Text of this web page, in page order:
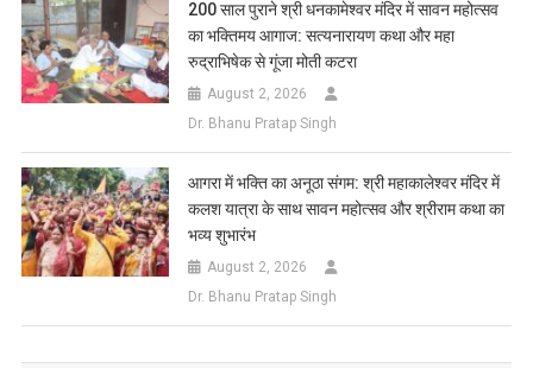
200 साल पुराने श्री धनकामेश्वर मंदिर में सावन महोत्सव
का भक्तिमय आगाज: सत्यनारायण कथा और महा
रुद्राभिषेक से गूंजा मोती कटरा
August 2, 2026
Dr. Bhanu Pratap Singh
आगरा में भक्ति का अनूठा संगम: श्री महाकालेश्वर मंदिर में
कलश यात्रा के साथ सावन महोत्सव और श्रीराम कथा का
भव्य शुभारंभ
August 2, 2026
Dr. Bhanu Pratap Singh